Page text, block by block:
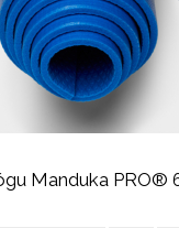
Manduka PRO®